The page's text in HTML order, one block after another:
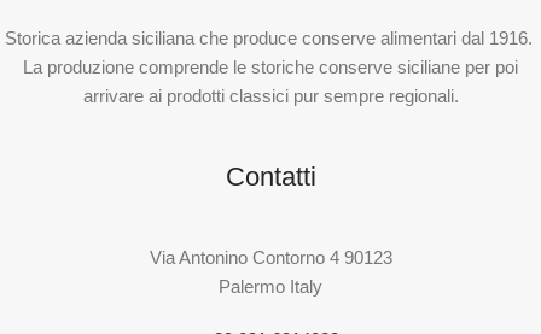
Storica azienda siciliana che produce conserve alimentari dal 1916.
La produzione comprende le storiche conserve siciliane per poi
arrivare ai prodotti classici pur sempre regionali.
Contatti
Via Antonino Contorno 4 90123
Palermo Italy